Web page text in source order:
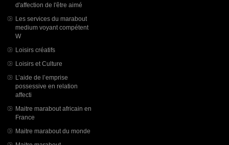
d'affection de l'être aimé
Les services du marabout
medium voyant compétent
W
Loisirs créatifs
Loisirs et Culture
L’aide de l’emprise
possessive en relation
affecti
Maitre marabout africain en
France
Maitre marabout du monde